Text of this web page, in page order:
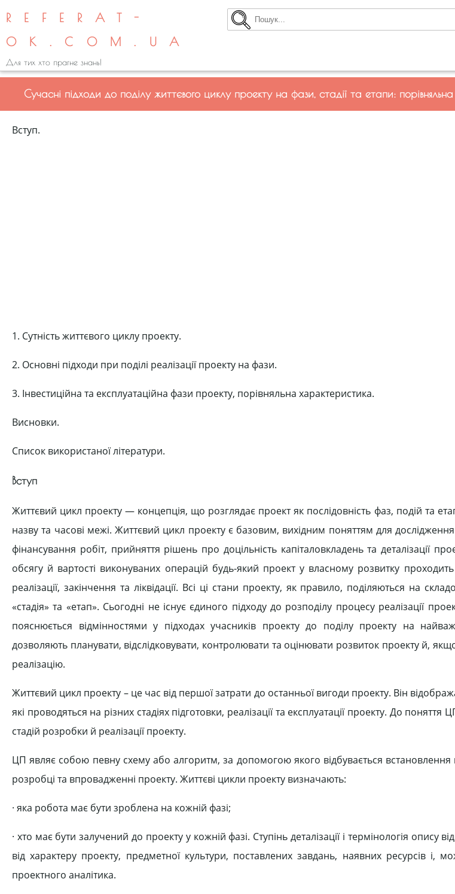
REFERAT-
OK.COM.UA
Для тих хто прагне знань!
Сучасні підходи до поділу життєвого циклу проекту на фази, стадії та етапи:
Вступ.
1. Сутність життєвого циклу проекту.
2. Основні підходи при поділі реалізації проекту на фази.
3. Інвестиційна та експлуатаційна фази проекту, порівняльна характеристика.
Висновки.
Список використаної літератури.
Вступ
Життєвий цикл проекту — концепція, що розглядає проект як послідовність фаз, подій та
назву та часові межі. Життєвий цикл проекту є базовим, вихідним поняттям для
фінансування робіт, прийняття рішень про доцільність капіталовкладень та деталізації
обсягу й вартості виконуваних операцій будь-який проект у власному розвитку
реалізації, закінчення та ліквідації. Всі ці стани проекту, як правило, поділяються на
«стадія» та «етап». Сьогодні не існує єдиного підходу до розподілу процесу реалізації
пояснюється відмінностями у підходах учасників проекту до поділу проекту на
дозволяють планувати, відслідковувати, контролювати та оцінювати розвиток проекту й,
реалізацію.
Життєвий цикл проекту – це час від першої затрати до останньої вигоди проекту. Він
які проводяться на різних стадіях підготовки, реалізації та експлуатації проекту. До
стадій розробки й реалізації проекту.
ЦП являє собою певну схему або алгоритм, за допомогою якого відбувається встановлення
розробці та впровадженні проекту. Життєві цикли проекту визначають:
· яка робота має бути зроблена на кожній фазі;
· хто має бути залучений до проекту у кожній фазі. Ступінь деталізації і термінологія опису
від характеру проекту, предметної культури, поставлених завдань, наявних ресурсів і,
проектного аналітика.